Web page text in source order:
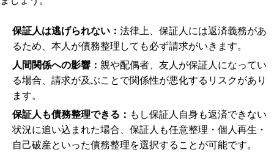
保証人は逃げられない： 法律上、保証人には返済義務があ
るため、本人が債務整理しても必ず請求がいきます。
人間関係への影響： 親や配偶者、友人が保証人になってい
る場合、請求が及ぶことで関係性が悪化するリスクがあり
ます。
保証人も債務整理できる： もし保証人自身も返済できない
状況に追い込まれた場合、保証人も任意整理・個人再生・
自己破産といった債務整理を選択することが可能です。